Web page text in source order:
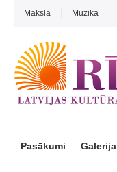
Māksla Mūzika
Pasākumi Galerija